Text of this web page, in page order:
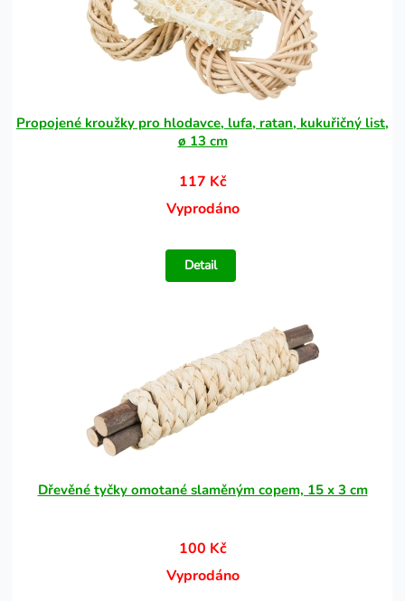
Propojené kroužky pro hlodavce, lufa, ratan, kukuřičný list,
ø 13 cm
117 Kč
Vyprodáno
Detail
Dřevěné tyčky omotané slaměným copem, 15 x 3 cm
100 Kč
Vyprodáno